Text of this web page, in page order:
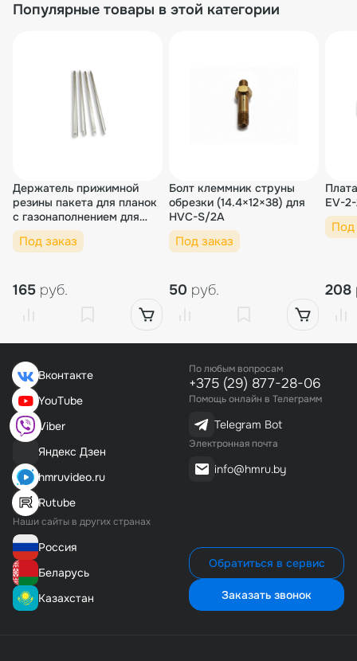
Популярные товары в этой категории
Держатель прижимной
резины пакета для планок
с газонаполнением для
HVC-610S/2A-G (Тип B)
Под заказ
165 руб.
Болт клеммник струны
обрезки (14.4×12×38) для
HVC-S/2A
Под заказ
50 руб.
EV-
Под
208
Вконтакте
YouTube
Viber
Яндекс Дзен
hmruvideo.ru
Rutube
Наши сайты в других странах
Россия
Беларусь
Казахстан
По любым вопросам
+375 (29) 877-28-06
Помощь онлайн в Телеграмм
Telegram Bot
Электронная почта
info@hmru.by
Обратиться в сервис
Заказать звонок